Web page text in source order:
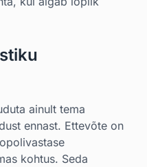
ainult tema
ennast. Ettevõte on
kohtus. Seda